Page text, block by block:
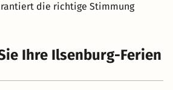
die richtige Stimmung
Ihre Ilsenburg-Ferien